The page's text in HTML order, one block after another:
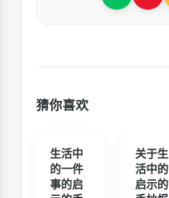
猜你喜欢
生活中
的一件
事的启
关于生
活中的
启示的